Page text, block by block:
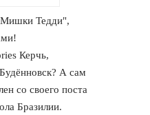
Тедди",
Керчь,
А сам
со своего поста
Бразилии.